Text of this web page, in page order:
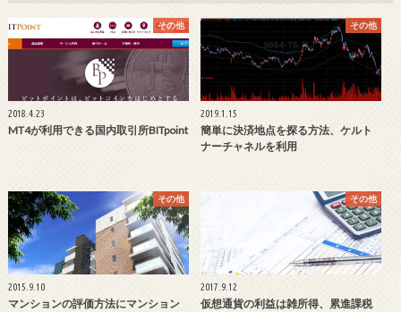
その他
2018.4.23
MT4が利用できる国内取引所BITpoint
その他
2019.1.15
簡単に決済地点を探る方法、ケルト
ナーチャネルを利用
その他
2015.9.10
マンションの評価方法にマンション
その他
2017.9.12
仮想通貨の利益は雑所得、累進課税